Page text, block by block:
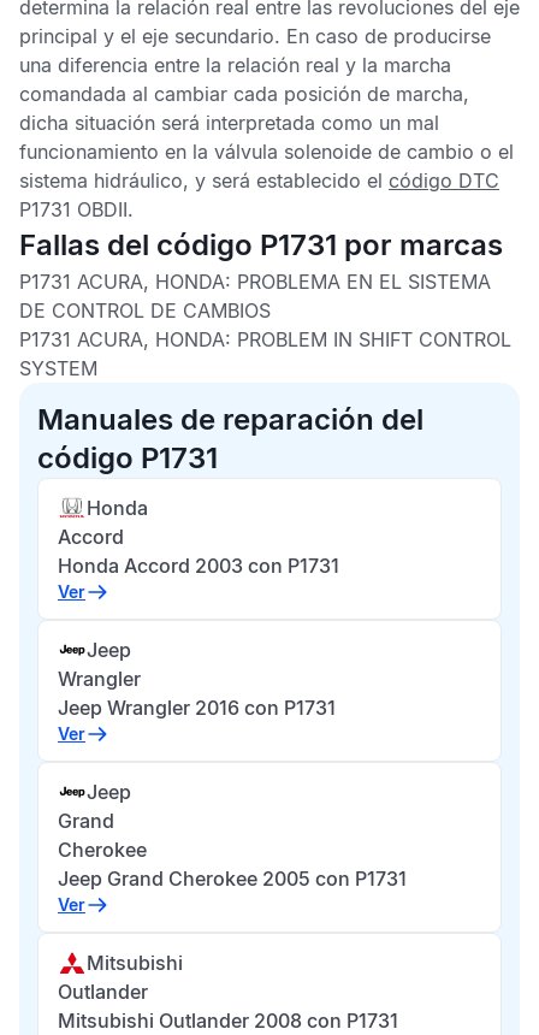
determina la relación real entre las revoluciones del eje
principal y el eje secundario. En caso de producirse
una diferencia entre la relación real y la marcha
comandada al cambiar cada posición de marcha,
dicha situación será interpretada como un mal
funcionamiento en la válvula solenoide de cambio o el
sistema hidráulico, y será establecido el código DTC
P1731 OBDII.
Fallas del código P1731 por marcas
P1731 ACURA, HONDA: PROBLEMA EN EL SISTEMA
DE CONTROL DE CAMBIOS
P1731 ACURA, HONDA: PROBLEM IN SHIFT CONTROL
SYSTEM
Manuales de reparación del
código P1731
Honda
Accord
Honda Accord 2003 con P1731
Ver
Jeep
Wrangler
Jeep Wrangler 2016 con P1731
Ver
Jeep
Grand
Cherokee
Jeep Grand Cherokee 2005 con P1731
Ver
Mitsubishi
Outlander
Mitsubishi Outlander 2008 con P1731